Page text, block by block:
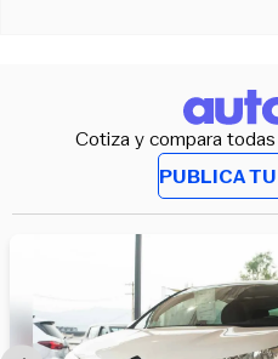
Cotiza y compara
PUBLICA